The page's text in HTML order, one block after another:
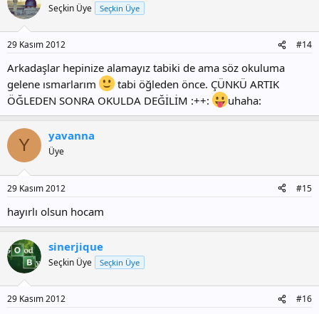
Seçkin Üye Seçkin Üye
29 Kasım 2012 #14
Arkadaşlar hepinize alamayız tabiki de ama söz okuluma
gelene ısmarlarım
tabi öğleden önce. ÇÜNKÜ ARTIK
ÖĞLEDEN SONRA OKULDA DEĞİLİM :++:
uhaha:
Y yavanna
Üye
29 Kasım 2012 #15
hayırlı olsun hocam
sinerjique
Seçkin Üye Seçkin Üye
29 Kasım 2012 #16